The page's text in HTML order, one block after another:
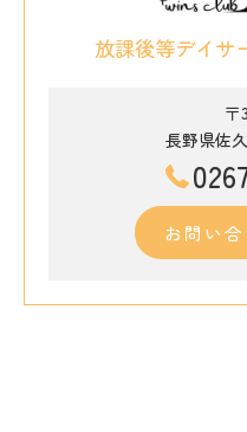
放課後等デイサ
〒
長野県佐
お問い